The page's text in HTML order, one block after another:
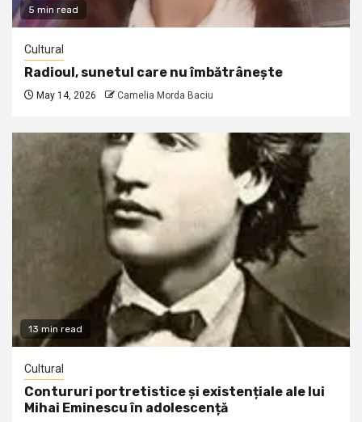
5 min read
Cultural
Radioul, sunetul care nu îmbătrânește
May 14, 2026 Camelia Morda Baciu
13 min read
Cultural
Contururi portretistice și existențiale ale lui
Mihai Eminescu în adolescență